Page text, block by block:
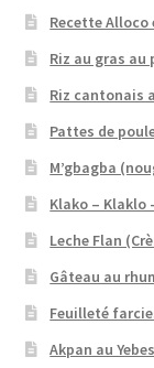
Recette
Riz au gras au
Riz cantonais
Pattes de
M’gbagba
Klako – Klaklo
Leche Flan
Gâteau au
Feuilleté
Akpan au